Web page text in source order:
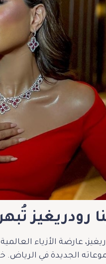
رودريغيز
عارضة الأزياء
الجديدة في الرياض.